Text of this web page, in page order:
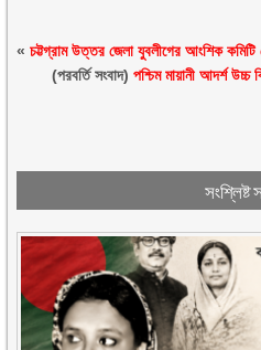
«চট্টগ্রাম উত্তর জেলা যুবলীগের আংশিক কমিটি
(পরবর্তি সংবাদ) পশ্চিম মায়ানী আদর্শ উচ্চ
সংশ্লিষ্ট